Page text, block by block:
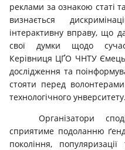
реклами за ознакою статі
визнається
інтерактивну вправу, що
свої думки щодо
Керівниця ЦҐО ЧНТУ
дослідження та
стояти перед волонтерами
технологічного унверситету.
Організатори
сприятиме подоланню
покоління,